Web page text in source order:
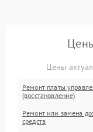
Цены
Ремонт платы
(восстановление)
Ремонт или замена
средств